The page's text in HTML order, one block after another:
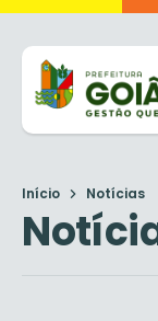
Início Notícias